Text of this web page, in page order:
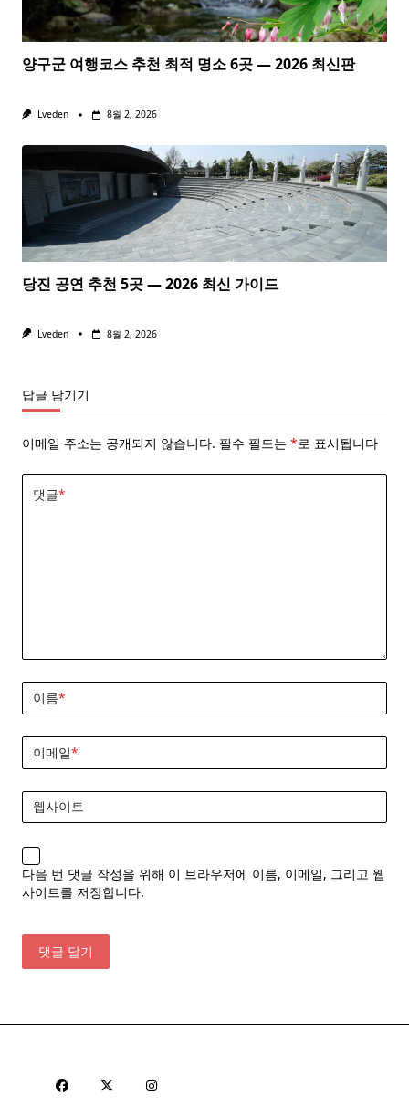
양구군 여행코스 추천 최적 명소 6곳 — 2026 최신판
Lveden 8월 2, 2026
당진 공연 추천 5곳 — 2026 최신 가이드
Lveden 8월 2, 2026
답글 남기기
이메일 주소는 공개되지 않습니다. 필수 필드는 *로 표시됩니다
댓글*
이름*
이메일*
웹사이트
다음 번 댓글 작성을 위해 이 브라우저에 이름, 이메일, 그리고 웹
사이트를 저장합니다.